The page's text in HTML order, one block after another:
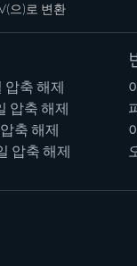
으)로 변환
압축 해제
압축 해제
축 해제
압축 해제